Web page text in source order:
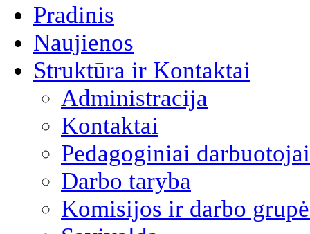
Pradinis
Naujienos
Struktūra ir Kontaktai
Administracija
Kontaktai
Pedagoginiai darbuotojai
Darbo taryba
Komisijos ir darbo